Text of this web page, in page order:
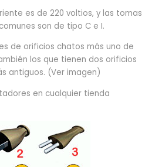
es de 220 voltios, y las tomas
son de tipo C e I.
de orificios chatos más uno de
los que tienen dos orificios
antiguos. (Ver imagen)
en cualquier tienda